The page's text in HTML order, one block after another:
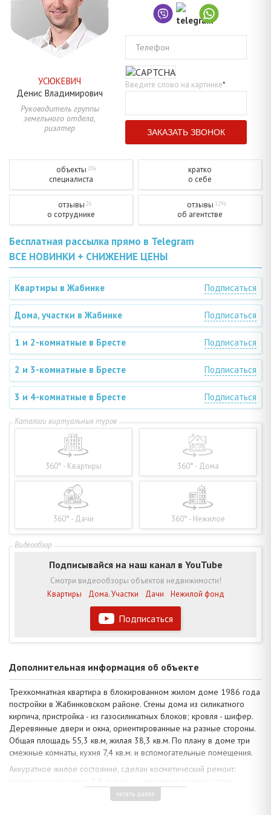
УСЮКЕВИЧ
Денис Владимирович
Руководитель группы
земельного отдела,
риэлтер
Телефон
Введите слово на картинке*
объекты 206
специалиста
кратко
о себе
отзывы 26
о сотруднике
отзывы 1296
об агентстве
Бесплатная рассылка прямо в Telegram
ВСЕ НОВИНКИ + СНИЖЕНИЕ ЦЕНЫ
Квартиры в Жабинке Подписаться
Дома, участки в Жабинке Подписаться
1 и 2-комнатные в Бресте Подписаться
2 и 3-комнатные в Бресте Подписаться
3 и 4-комнатные в Бресте Подписаться
360° - Квартиры 360° - Дома
360° - Дачи 360° - Нежилое
Подписаться
Подписывайся на наш канал в YouTube
Смотри видеообзоры объектов недвижимости!
Квартиры
Дома. Участки Дачи Нежилой фонд
Дополнительная информация об объекте
Трехкомнатная квартира в блокированном жилом доме 1986 года
постройки в Жабинковском районе. Стены дома из силикатного
кирпича, пристройка - из газосиликатных блоков; кровля - шифер.
Деревянные двери и окна, ориентированные на разные стороны.
Общая площадь 55,3 кв.м, жилая 38,3 кв.м. По плану в доме три
смежные комнаты, кухня 7,4 кв.м. и вспомогательные помещения.
Аккуратное жилое состояние, сделан косметический ремонт:
оклеены светлыми обоями. Для облицовки санузла использована
читать далее